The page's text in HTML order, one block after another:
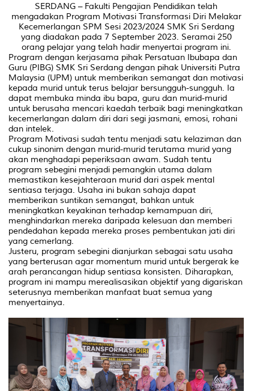
SERDANG – Fakulti Pengajian Pendidikan telah
mengadakan Program Motivasi Transformasi Diri Melakar
Kecemerlangan SPM Sesi 2023/2024 SMK Sri Serdang
yang diadakan pada 7 September 2023. Seramai 250
orang pelajar yang telah hadir menyertai program ini.
Program dengan kerjasama pihak Persatuan Ibubapa dan
Guru (PIBG) SMK Sri Serdang dengan pihak Universiti Putra
Malaysia (UPM) untuk memberikan semangat dan motivasi
kepada murid untuk terus belajar bersungguh-sungguh. Ia
dapat membuka minda ibu bapa, guru dan murid-murid
untuk berusaha mencari kaedah terbaik bagi meningkatkan
kecemerlangan dalam diri dari segi jasmani, emosi, rohani
dan intelek.
Program Motivasi sudah tentu menjadi satu kelaziman dan
cukup sinonim dengan murid-murid terutama murid yang
akan menghadapi peperiksaan awam. Sudah tentu
program sebegini menjadi pemangkin utama dalam
memastikan kesejahteraan murid dari aspek mental
sentiasa terjaga. Usaha ini bukan sahaja dapat
memberikan suntikan semangat, bahkan untuk
meningkatkan keyakinan terhadap kemampuan diri,
menghindarkan mereka daripada kelesuan dan memberi
pendedahan kepada mereka proses pembentukan jati diri
yang cemerlang.
Justeru, program sebegini dianjurkan sebagai satu usaha
yang berterusan agar momentum murid untuk bergerak ke
arah perancangan hidup sentiasa konsisten. Diharapkan,
program ini mampu merealisasikan objektif yang digariskan
seterusnya memberikan manfaat buat semua yang
menyertainya.